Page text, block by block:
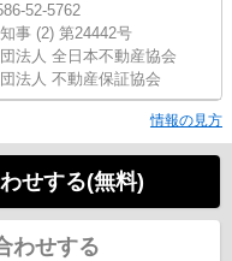
52-5762
事 (2) 第24442号
法人 全日本不動産協会
法人 不動産保証協会
情報の見方
せする(無料)
わせする